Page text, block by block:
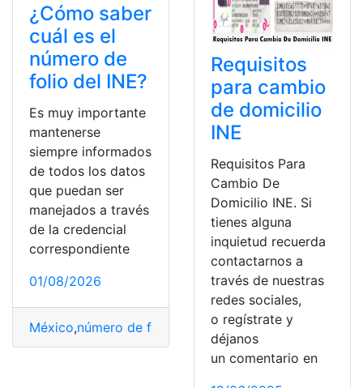
¿Cómo saber
cuál es el
número de
folio del INE?
Es muy importante
mantenerse
siempre informados
de todos los datos
que puedan ser
manejados a través
de la credencial
correspondiente
01/08/2026
México,número de folio Proceso ,saber,trámite
Requisitos
para cambio
de domicilio
INE
Requisitos Para
Cambio De
Domicilio INE. Si
tienes alguna
inquietud recuerda
contactarnos a
través de nuestras
redes sociales,
o regístrate y
déjanos
un comentario en